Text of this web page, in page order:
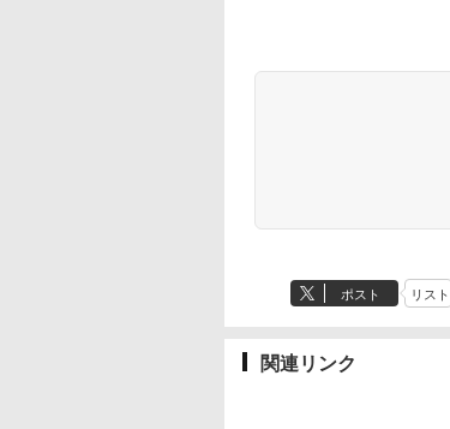
ポスト リスト
関連リンク